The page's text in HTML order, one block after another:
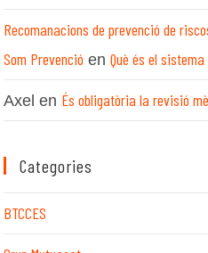
Recomanacions de prevenció de
Som Prevenció enQuè és el
Axel en És obligatòria la revisió
Categories
BTCCES